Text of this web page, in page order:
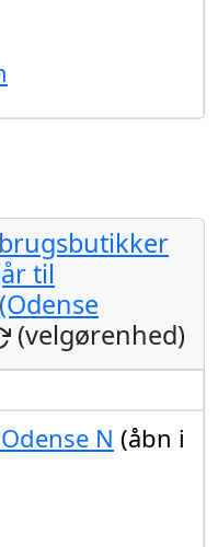
til
(velgørenhed)
N (åbn i